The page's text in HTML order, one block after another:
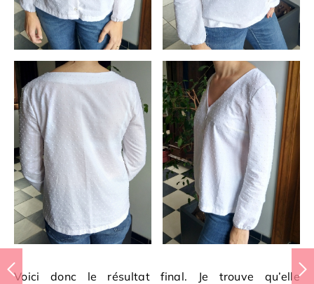
Voici donc le résultat final. Je trouve qu’elle